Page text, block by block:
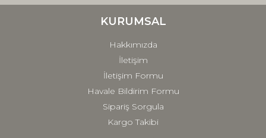
Ürün fiyatı diğer sitelerden daha pahalı.
Gönder
KURUMSAL
Hakkımızda
İletişim
İletişim Formu
Havale Bildirim Formu
Sipariş Sorgula
Kargo Takibi